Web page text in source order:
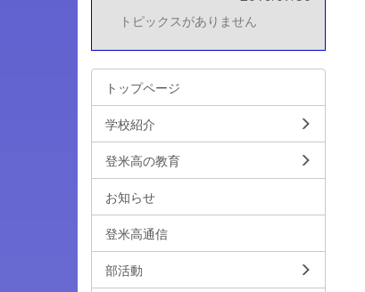
トピックスがありません
トップページ
学校紹介
登米高の教育
お知らせ
登米高通信
部活動